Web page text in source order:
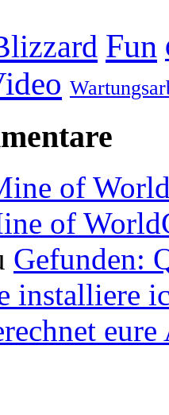
Fun
of
of
Gefunden:
installiere